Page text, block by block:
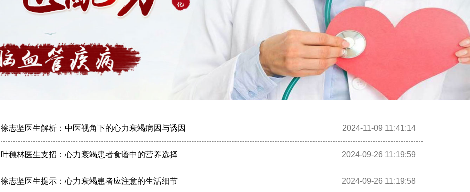
2024-11-09 11:41:14
徐志坚医生解析：中医视角下的心力衰竭病因与诱因
2024-09-26 11:19:59
叶穗林医生支招：心力衰竭患者食谱中的营养选择
2024-09-26 11:19:58
徐志坚医生提示：心力衰竭患者应注意的生活细节